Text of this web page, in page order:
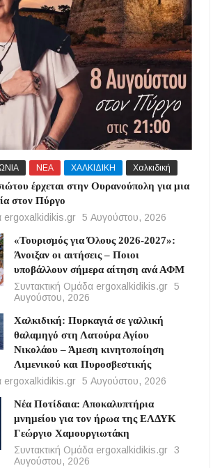
ΝΕΑ ΧΑΛΚΙΔΙΚΗ Χαλκιδική
έρχεται στην Ουρανούπολη για μια
στον Πύργο
ergoxalkidikis.gr 5 Αυγούστου, 2026
«Τουρισμός για Όλους 2026-2027»:
Άνοιξαν οι αιτήσεις – Ποιοι
υποβάλλουν σήμερα αίτηση ανά ΑΦΜ
Συντακτική Ομάδα ergoxalkidikis.gr 5
Αυγούστου, 2026
Χαλκιδική: Πυρκαγιά σε γαλλική
θαλαμηγό στη Λατούρα Αγίου
Νικολάου – Άμεση κινητοποίηση
Λιμενικού και Πυροσβεστικής
ergoxalkidikis.gr 5 Αυγούστου, 2026
Νέα Ποτίδαια: Αποκαλυπτήρια
μνημείου για τον ήρωα της ΕΛΔΥΚ
Γεώργιο Χαμουργιωτάκη
Συντακτική Ομάδα ergoxalkidikis.gr 3
Αυγούστου, 2026